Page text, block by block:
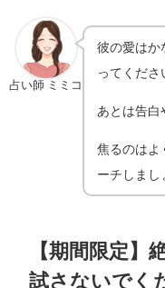
占い師 ミミコ
彼の愛はか
ってくださ
あとは告白
焦るのはよ
ーチしまし
【期間限定】
試さないでく